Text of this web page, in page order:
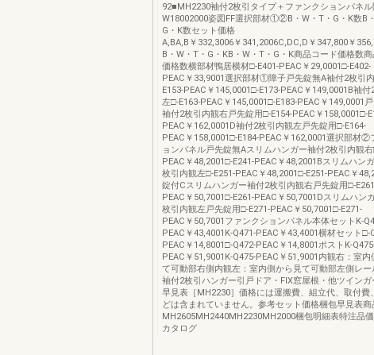
92■MH2230袖付2枚引タイプ＋ファンクションパネル
W18002000姿図FF選択部材①②B・W・T・G・K数B
G・K数セット価格
A,BA,B￥332,3006￥341,2006C,DC,D￥347,800￥
B・W・T・G・KB・W・T・G・K商品コード価格数
価格数横部材鴨居横材□-E401-PEAC￥29,0001□-E402-
PEAC￥33,9001選択部材①障子戸先錠無A袖付2枚引
E153-PEAC￥145,0001□-E173-PEAC￥149,0001B袖
左□-E163-PEAC￥145,0001□-E183-PEAC￥149,0001
袖付2枚引内観右戸先錠用□-E154-PEAC￥158,0001□-
PEAC￥162,0001D袖付2枚引内観左戸先錠用□-E164-
PEAC￥158,0001□-E184-PEAC￥162,0001選択部材②
ョンパネル戸先錠無Aスリムハンガー袖付2枚引内観
PEAC￥48,2001□-E241-PEAC￥48,2001Bスリムハン
枚引内観左□-E251-PEAC￥48,2001□-E251-PEAC￥
錠付Cスリムハンガー袖付2枚引内観右戸先錠用□-
PEAC￥50,7001□-E261-PEAC￥50,7001Dスリムハン
枚引内観左戸先錠用□-E271-PEAC￥50,7001□-E271-
PEAC￥50,7001ファンクションパネル本体セットK-
PEAC￥43,4001K-Q471-PEAC￥43,4001横材セット□-
PEAC￥14,8001□-Q472-PEAC￥14,8001ポストK-
PEAC￥51,9001K-Q475-PEAC￥51,9001内観右：室内
て可動部右側内観左：室内側から見て可動部左側レー
袖付2枚引ハンガー引戸ドア・FIX窓屋根・他ツイン
早見表［MH2230］価格には運搬費、組立代、取付費
どは含まれていません。参考セット価格梱包早見表商
MH2605MH2440MH2230MH2000梱包明細表特注品
カタログ